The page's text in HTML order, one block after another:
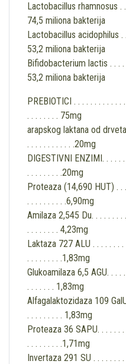
Lactobacillus rhamnosus . .
74,5 miliona bakterija
Lactobacillus acidophilus .
53,2 miliona bakterija
Bifidobacterium lactis . . . .
53,2 miliona bakterija
PREBIOTICI . . . . . . . . . . . .
. . . . . . . . 75mg
arapskog laktana od drveta
. . . . . . . . . . . .20mg
DIGESTIVNI ENZIMI. . . . . .
. . . . . . . . .20mg
Proteaza (14,690 HUT) . . .
. . . . . . . . . .6,90mg
Amilaza 2,545 Du. . . . . . . .
. . . . . . . . 4,23mg
Laktaza 727 ALU . . . . . . . .
. . . . . . . . .1,83mg
Glukoamilaza 6,5 ​​AGU. . . .
. . . . . . . 1,83mg
Alfagalaktozidaza 109
. . . . . . . . . 1,83mg
Proteaza 36 SAPU. . . . . . .
. . . . . . . . .1,71mg
Invertaza 291 SU . . . . . . . .